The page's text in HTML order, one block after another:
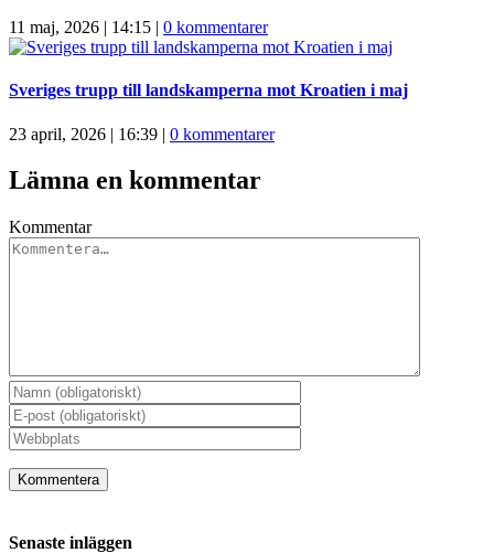
11 maj, 2026 | 14:15 | 0 kommentarer
Sveriges trupp till landskamperna mot Kroatien i maj
23 april, 2026 | 16:39 | 0 kommentarer
Lämna en kommentar
Kommentar
Senaste inläggen